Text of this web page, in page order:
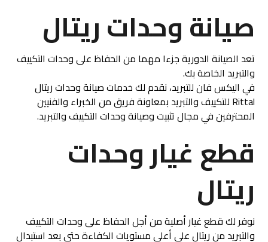
صيانة وحدات ريتال
تعد الصيانة الدورية جزءا مهما من الحفاظ على وحدات التكييف
والتبريد الخاصة بك.
في اليكس فان للتبريد، نقدم لك خدمات صيانة وحدات ريتال
Rittal للتكييف والتبريد بمعاونة فريق من الخبراء والفنيين
المحترفين في مجال تثبيت وصيانة وحدات التكييف والتبريد.
قطع غيار وحدات
ريتال
نوفر لك قطع غيار أصلية من أجل الحفاظ على وحدات التكييف
والتبريد من ريتال على أعلى مستويات الكفاءة حتى بعد استبدال